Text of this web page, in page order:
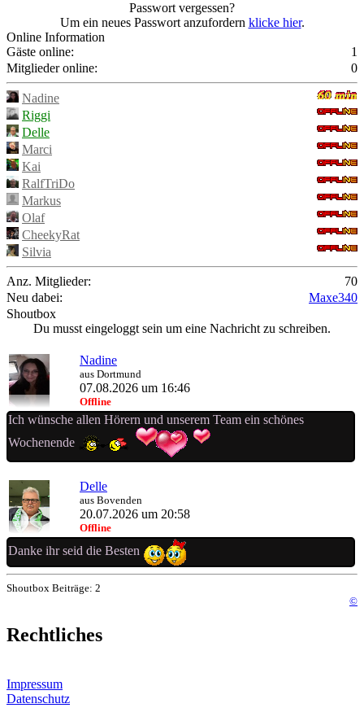
Passwort vergessen?
Um ein neues Passwort anzufordern klicke hier.
Online Information
Gäste online:
1
Mitglieder online:
0
Nadine
Riggi
Delle
Marci
Kai
RalfTriDo
Markus
Olaf
CheekyRat
Silvia
Anz. Mitglieder:
70
Neu dabei:
Maxe340
Shoutbox
Du musst eingeloggt sein um eine Nachricht zu schreiben.
Nadine
aus Dortmund
07.08.2026 um 16:46
Offline
Ich wünsche allen Hörern und unserem Team ein schönes
Wochenende
Delle
aus Bovenden
20.07.2026 um 20:58
Offline
Danke ihr seid die Besten
Shoutbox Beiträge: 2
©
Rechtliches
Impressum
Datenschutz